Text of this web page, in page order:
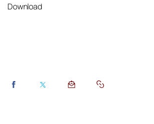
Download